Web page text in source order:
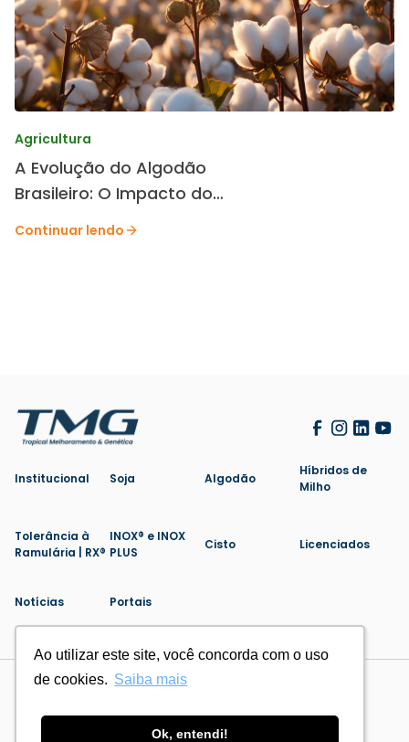
Ao utilizar este site, você concorda com o uso
de cookies. Saiba mais
Ok, entendi!
Ao utilizar este site, você concorda com o uso
de cookies. Saiba mais
Ok, entendi!
Agricultura
A Evolução do Algodão
Brasileiro: O Impacto do
Melhoramento Genético da
Continuar lendo
Institucional Soja Algodão
Híbridos de
Milho
Tolerância à
Ramulária | RX®
INOX® e INOX
PLUS
Cisto Licenciados
Notícias Portais
Politica de PrivacidadeCookies
Feito por